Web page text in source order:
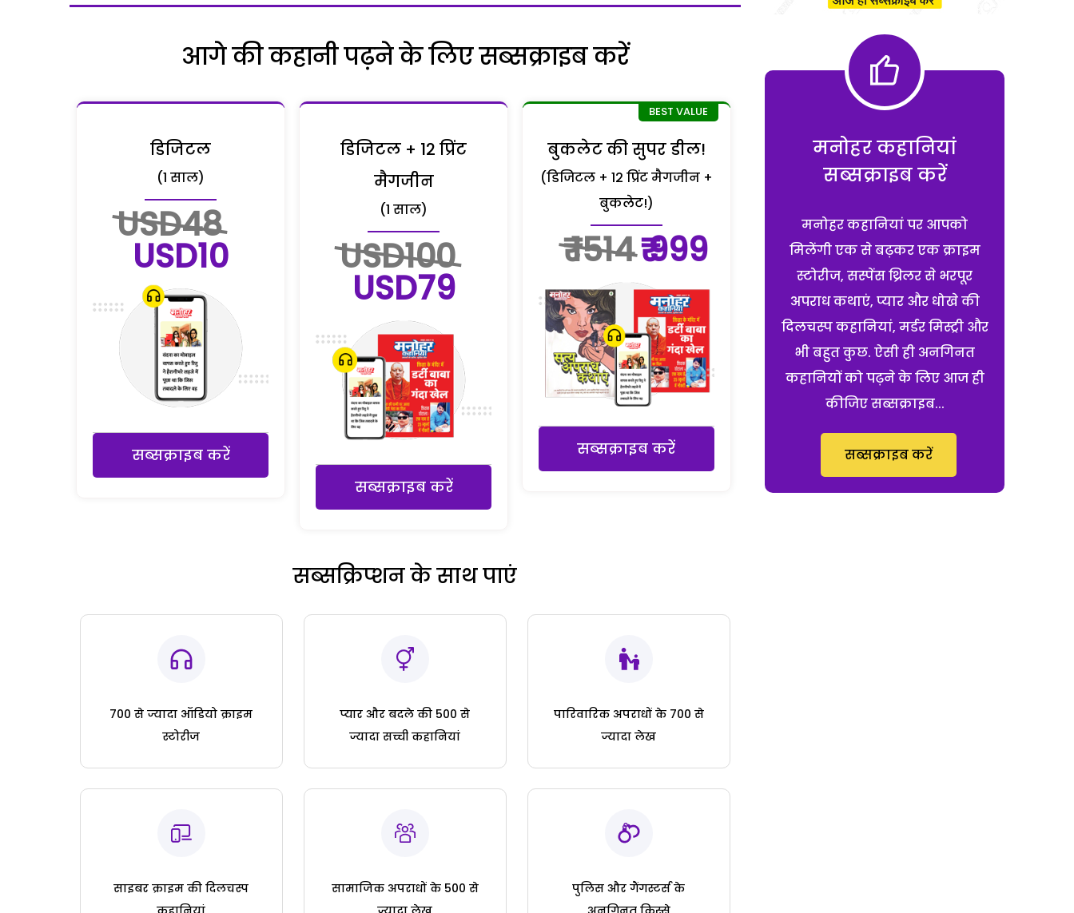
आगे की कहानी पढ़ने के लिए सब्सक्राइब करें
डिजिटल
(1 साल)
USD48
USD10
सब्सक्राइब करें
डिजिटल + 12 प्रिंट
मैगजीन
(1 साल)
USD100
USD79
सब्सक्राइब करें
बुकलेट की सुपर डील!
(डिजिटल + 12 प्रिंट मैगजीन +
बुकलेट!)
₹ 1514₹ 999
सब्सक्राइब करें
सब्सक्रिप्शन के साथ पाएं
700 से ज्यादा ऑडियो क्राइम
स्टोरीज
प्यार और बदले की 500 से
ज्यादा सच्ची कहानियां
पारिवारिक अपराधों के 700 से
ज्यादा लेख
साइबर क्राइम की दिलचस्प
सामाजिक अपराधों के 500 से
पुलिस और गैंगस्टर्स के
मनोहर कहानियां
सब्सक्राइब करें
मनोहर कहानियां पर आपको
मिलेंगी एक से बढ़कर एक क्राइम
स्टोरीज, सस्पेंस थ्रिलर से भरपूर
अपराध कथाएं, प्यार और धोखे की
दिलचस्प कहानियां, मर्डर मिस्ट्री और
भी बहुत कुछ. ऐसी ही अनगिनत
कहानियों को पढ़ने के लिए आज ही
कीजिए सब्सक्राइब...
सब्सक्राइब करें